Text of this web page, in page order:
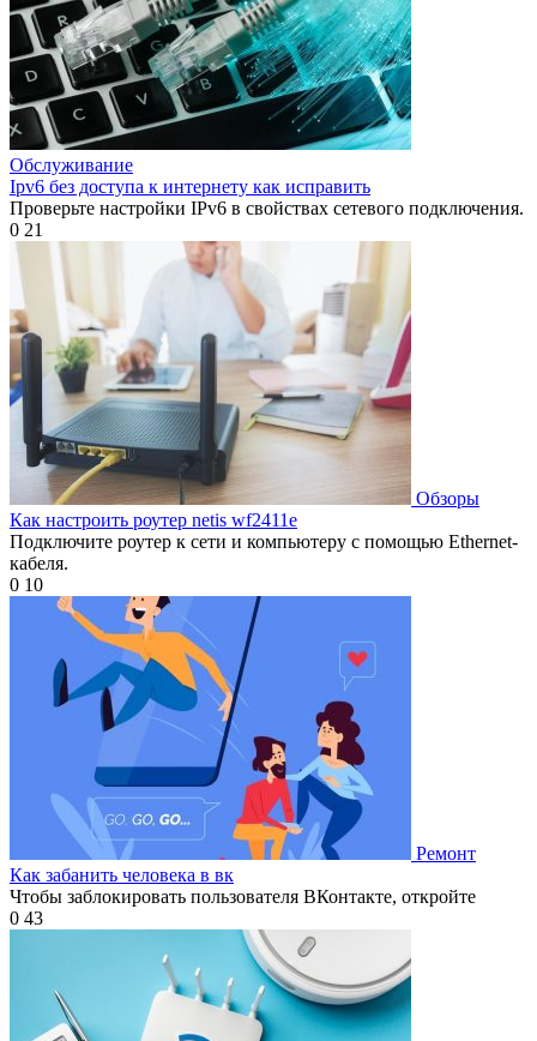
Обслуживание
Ipv6 без доступа к интернету как исправить
Проверьте настройки IPv6 в свойствах сетевого подключения.
0 21
Обзоры
Как настроить роутер netis wf2411e
Подключите роутер к сети и компьютеру с помощью Ethernet-
кабеля.
0 10
Ремонт
Как забанить человека в вк
Чтобы заблокировать пользователя ВКонтакте, откройте
0 43